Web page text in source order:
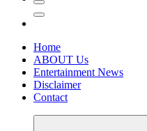
Home
ABOUT Us
Entertainment News
Disclaimer
Contact